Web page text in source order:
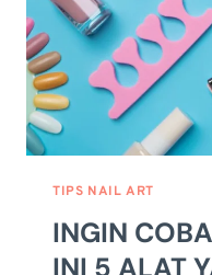
TIPS NAIL ART
INGIN
INI 5 ALAT